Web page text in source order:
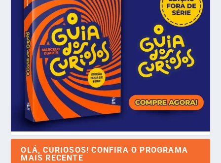
OLÁ, CURIOSOS! CONFIRA O PROGRAMA
MAIS RECENTE